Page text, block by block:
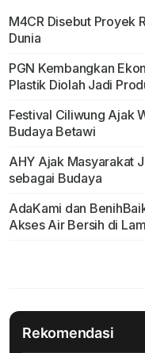
M4CR Disebut Proyek
Dunia
PGN Kembangkan
Plastik Diolah Jadi
Festival Ciliwung Ajak
Budaya Betawi
AHY Ajak Masyarakat
sebagai Budaya
AdaKami dan
Akses Air Bersih di
Rekomendasi